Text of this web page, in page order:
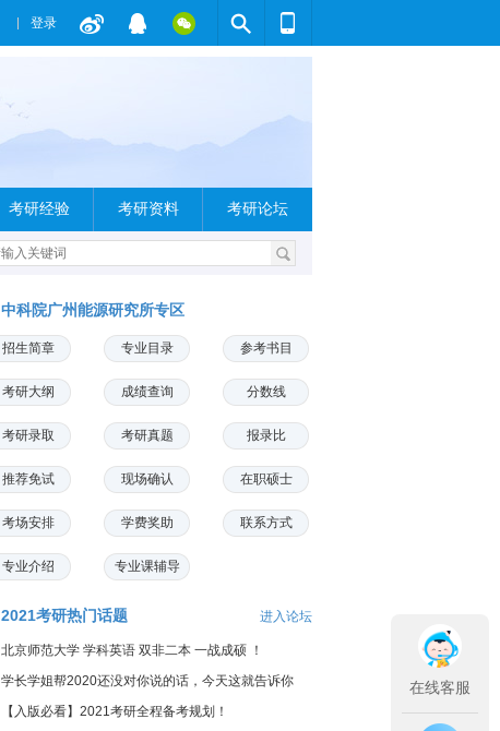
登录
考研经验 考研资料 考研论坛
中科院广州能源研究所专区
招生简章 专业目录 参考书目
考研大纲 成绩查询 分数线
考研录取 考研真题 报录比
推荐免试 现场确认 在职硕士
考场安排 学费奖助 联系方式
专业介绍 专业课辅导
2021考研热门话题 进入论坛
北京师范大学 学科英语 双非二本 一战成硕 ！
学长学姐帮2020还没对你说的话，今天这就告诉你
【入版必看】2021考研全程备考规划！
在线客服